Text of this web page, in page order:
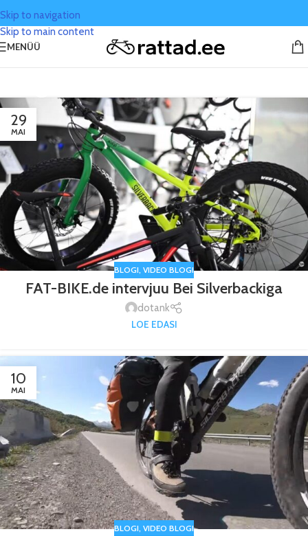
Skip to navigation
Skip to main content
MENÜÜ
29
MAI
BLOGI, VIDEO BLOGI
FAT-BIKE.de intervjuu Bei Silverbackiga
dotank
LOE EDASI
10
MAI
BLOGI VIDEO BLOGI